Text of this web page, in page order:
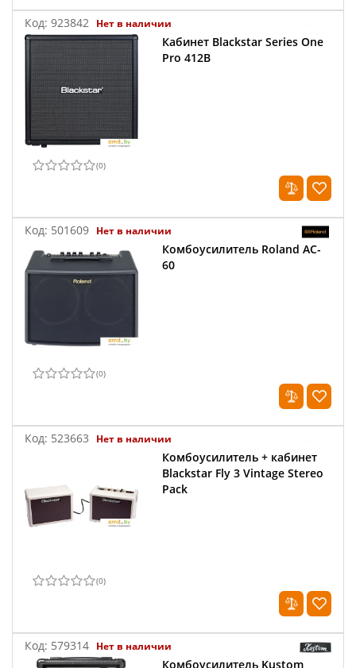
Код: 923842 Нет в наличии
Кабинет Blackstar Series One
Pro 412B
(0)
Код: 501609 Нет в наличии
Комбоусилитель Roland AC-
60
(0)
Код: 523663 Нет в наличии
Комбоусилитель + кабинет
Blackstar Fly 3 Vintage Stereo
Pack
(0)
Код: 579314 Нет в наличии
Комбоусилитель Kustom